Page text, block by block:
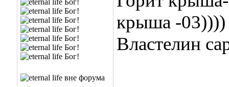
крыша -03))))
Властелин